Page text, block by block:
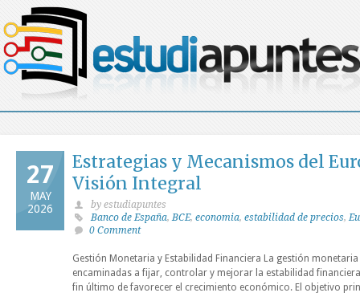
27
MAY
2026
Estrategias y Mecanismos del
Visión Integral
by estudiapuntes
Banco de España,BCE, economia, estabilidad de precios,
0 Comment
Gestión Monetaria y Estabilidad Financiera La gestión
encaminadas a fijar, controlar y mejorar la estabilidad
fin último de favorecer el crecimiento económico. El objetivo